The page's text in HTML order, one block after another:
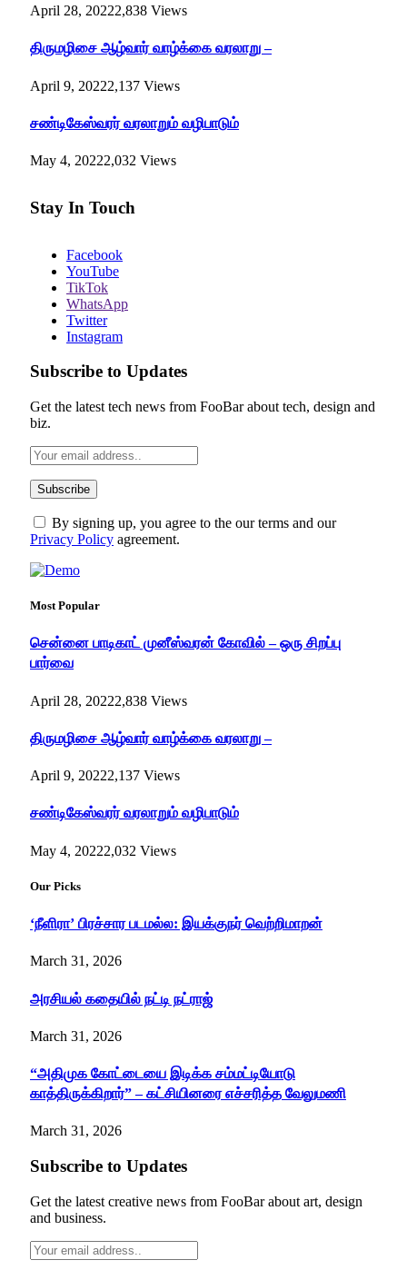
April 28, 20222,838 Views
திருமழிசை ஆழ்வார் வாழ்க்கை வரலாறு –
April 9, 20222,137 Views
சண்டிகேஸ்வரர் வரலாறும் வழிபாடும்
May 4, 20222,032 Views
Stay In Touch
Facebook
YouTube
TikTok
WhatsApp
Twitter
Instagram
Subscribe to Updates
Get the latest tech news from FooBar about tech, design and
biz.
By signing up, you agree to the our terms and our
Privacy Policy agreement.
Most Popular
சென்னை பாடிகாட் முனீஸ்வரன் கோவில் – ஒரு சிறப்பு
பார்வை
April 28, 20222,838 Views
திருமழிசை ஆழ்வார் வாழ்க்கை வரலாறு –
April 9, 20222,137 Views
சண்டிகேஸ்வரர் வரலாறும் வழிபாடும்
May 4, 20222,032 Views
Our Picks
‘நீளிரா’ பிரச்சார படமல்ல: இயக்குநர் வெற்றிமாறன்
March 31, 2026
அரசியல் கதையில் நட்டி நட்ராஜ்
March 31, 2026
“அதிமுக கோட்டையை இடிக்க சம்மட்டியோடு
காத்திருக்கிறார்” – கட்சியினரை எச்சரித்த வேலுமணி
March 31, 2026
Subscribe to Updates
Get the latest creative news from FooBar about art, design
and business.